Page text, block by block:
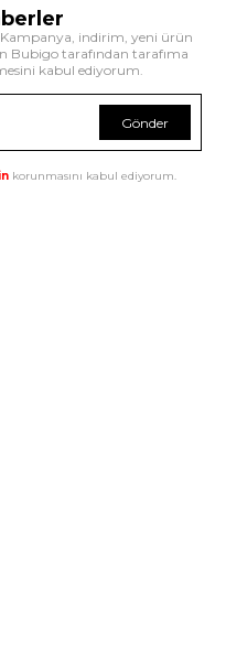
indirim, yeni ürün
Bubigo tarafından tarafıma
kabul ediyorum.
Gönder
korunmasını kabul ediyorum.